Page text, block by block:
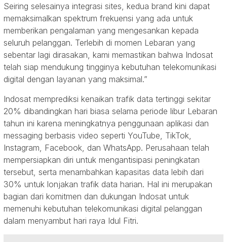
Seiring selesainya integrasi sites, kedua brand kini dapat
memaksimalkan spektrum frekuensi yang ada untuk
memberikan pengalaman yang mengesankan kepada
seluruh pelanggan. Terlebih di momen Lebaran yang
sebentar lagi dirasakan, kami memastikan bahwa Indosat
telah siap mendukung tingginya kebutuhan telekomunikasi
digital dengan layanan yang maksimal.”
Indosat memprediksi kenaikan trafik data tertinggi sekitar
20% dibandingkan hari biasa selama periode libur Lebaran
tahun ini karena meningkatnya penggunaan aplikasi dan
messaging berbasis video seperti YouTube, TikTok,
Instagram, Facebook, dan WhatsApp. Perusahaan telah
mempersiapkan diri untuk mengantisipasi peningkatan
tersebut, serta menambahkan kapasitas data lebih dari
30% untuk lonjakan trafik data harian. Hal ini merupakan
bagian dari komitmen dan dukungan Indosat untuk
memenuhi kebutuhan telekomunikasi digital pelanggan
dalam menyambut hari raya Idul Fitri.